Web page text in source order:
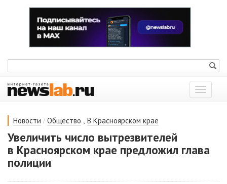
Показать
меню
Новости / Общество , В Красноярском крае
Увеличить число вытрезвителей
в Красноярском крае предложил глава
полиции